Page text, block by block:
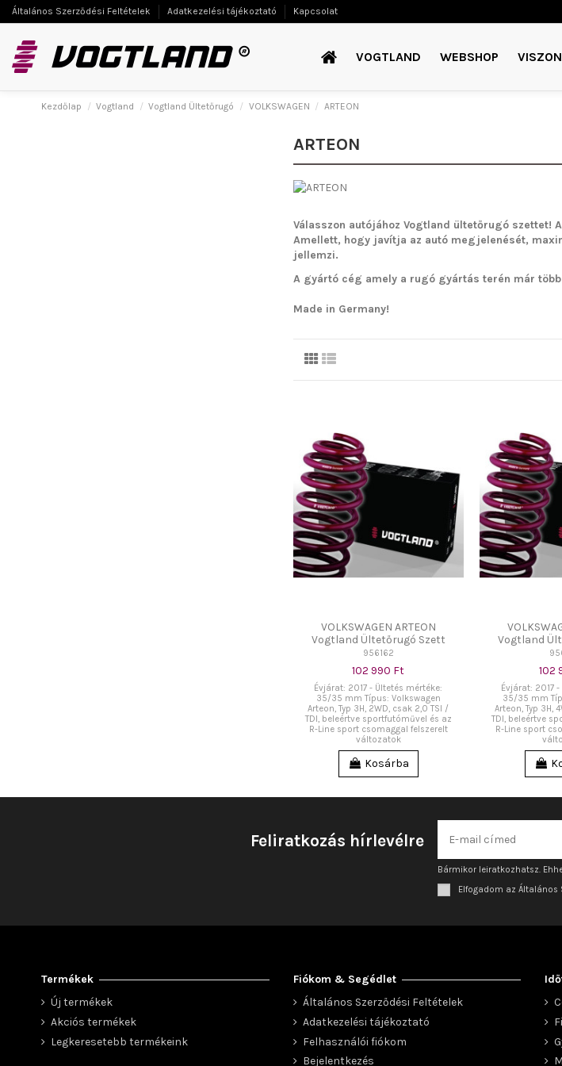
Általános Szerződési Feltételek Adatkezelési tájékoztató Kapcsolat
VOGTLAND WEBSHOP
Kezdőlap Vogtland Vogtland Ültetőrugó VOLKSWAGEN ARTEON
ARTEON
Válasszon autójához Vogtland ültetőrugó szettet!
Amellett, hogy javítja az autó megjelenését,
jellemzi.
A gyártó cég amely a rugó gyártás terén már
Made in Germany!
VOLKSWAGEN ARTEON
Vogtland Ültetőrugó Szett
956162
102 990 Ft
Évjárat: 2017 - Ültetés mértéke:
35/35 mm Típus: Volkswagen
Arteon, Typ 3H, 2WD, csak 2,0 TSI /
TDI, beleértve sportfutóművel és az
R-Line sport csomaggal felszerelt
változatok
Kosárba
Vogtland
102
Évjárat: 2017
35/35 mm
Arteon, Typ 3H,
TDI, beleértve
R-Line sport
Feliratkozás hírlevélre
Bármikor leiratkozhatsz.
Elfogadom az Általános
Termékek
Új termékek
Akciós termékek
Legkeresetebb termékeink
Fiókom & Segédlet
Általános Szerződési Feltételek
Adatkezelési tájékoztató
Felhasználói fiókom
Bejelentkezés